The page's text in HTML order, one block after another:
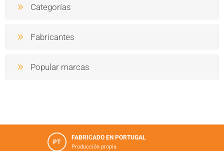
Categorías
Fabricantes
Popular marcas
PT
FABRICADO EN PORTUGAL
Producción propia